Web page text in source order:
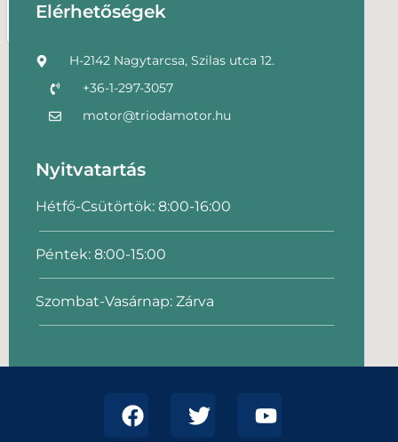
Elérhetőségek
H-2142 Nagytarcsa, Szilas utca 12.
+36-1-297-3057
motor@triodamotor.hu
Nyitvatartás
Hétfő-Csütörtök: 8:00-16:00
Péntek: 8:00-15:00
Szombat-Vasárnap: Zárva